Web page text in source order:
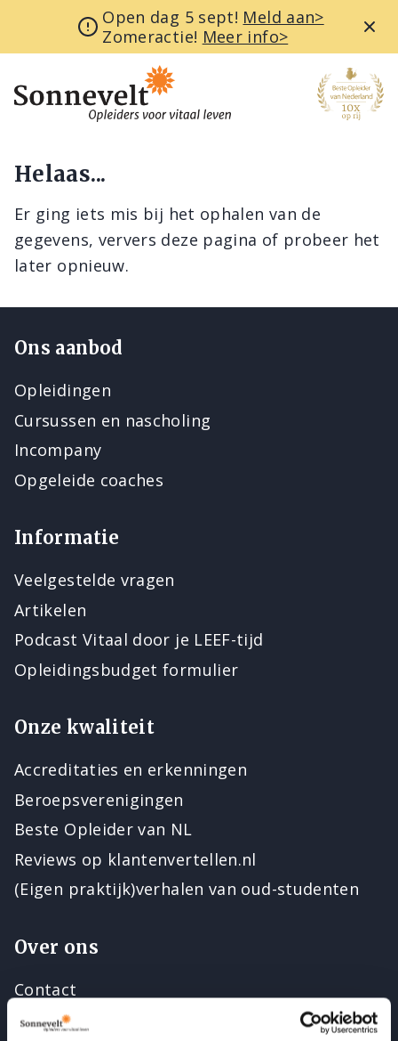
Open dag 5 sept! Meld aan>
Zomeractie! Meer info>
Helaas...
Er ging iets mis bij het ophalen van de
gegevens, ververs deze pagina of probeer het
later opnieuw.
Ons aanbod
Opleidingen
Cursussen en nascholing
Incompany
Opgeleide coaches
Informatie
Veelgestelde vragen
Artikelen
Podcast Vitaal door je LEEF-tijd
Opleidingsbudget formulier
Onze kwaliteit
Accreditaties en erkenningen
Beroepsverenigingen
Beste Opleider van NL
Reviews op klantenvertellen.nl
(Eigen praktijk)verhalen van oud-studenten
Over ons
Contact
Open dagen